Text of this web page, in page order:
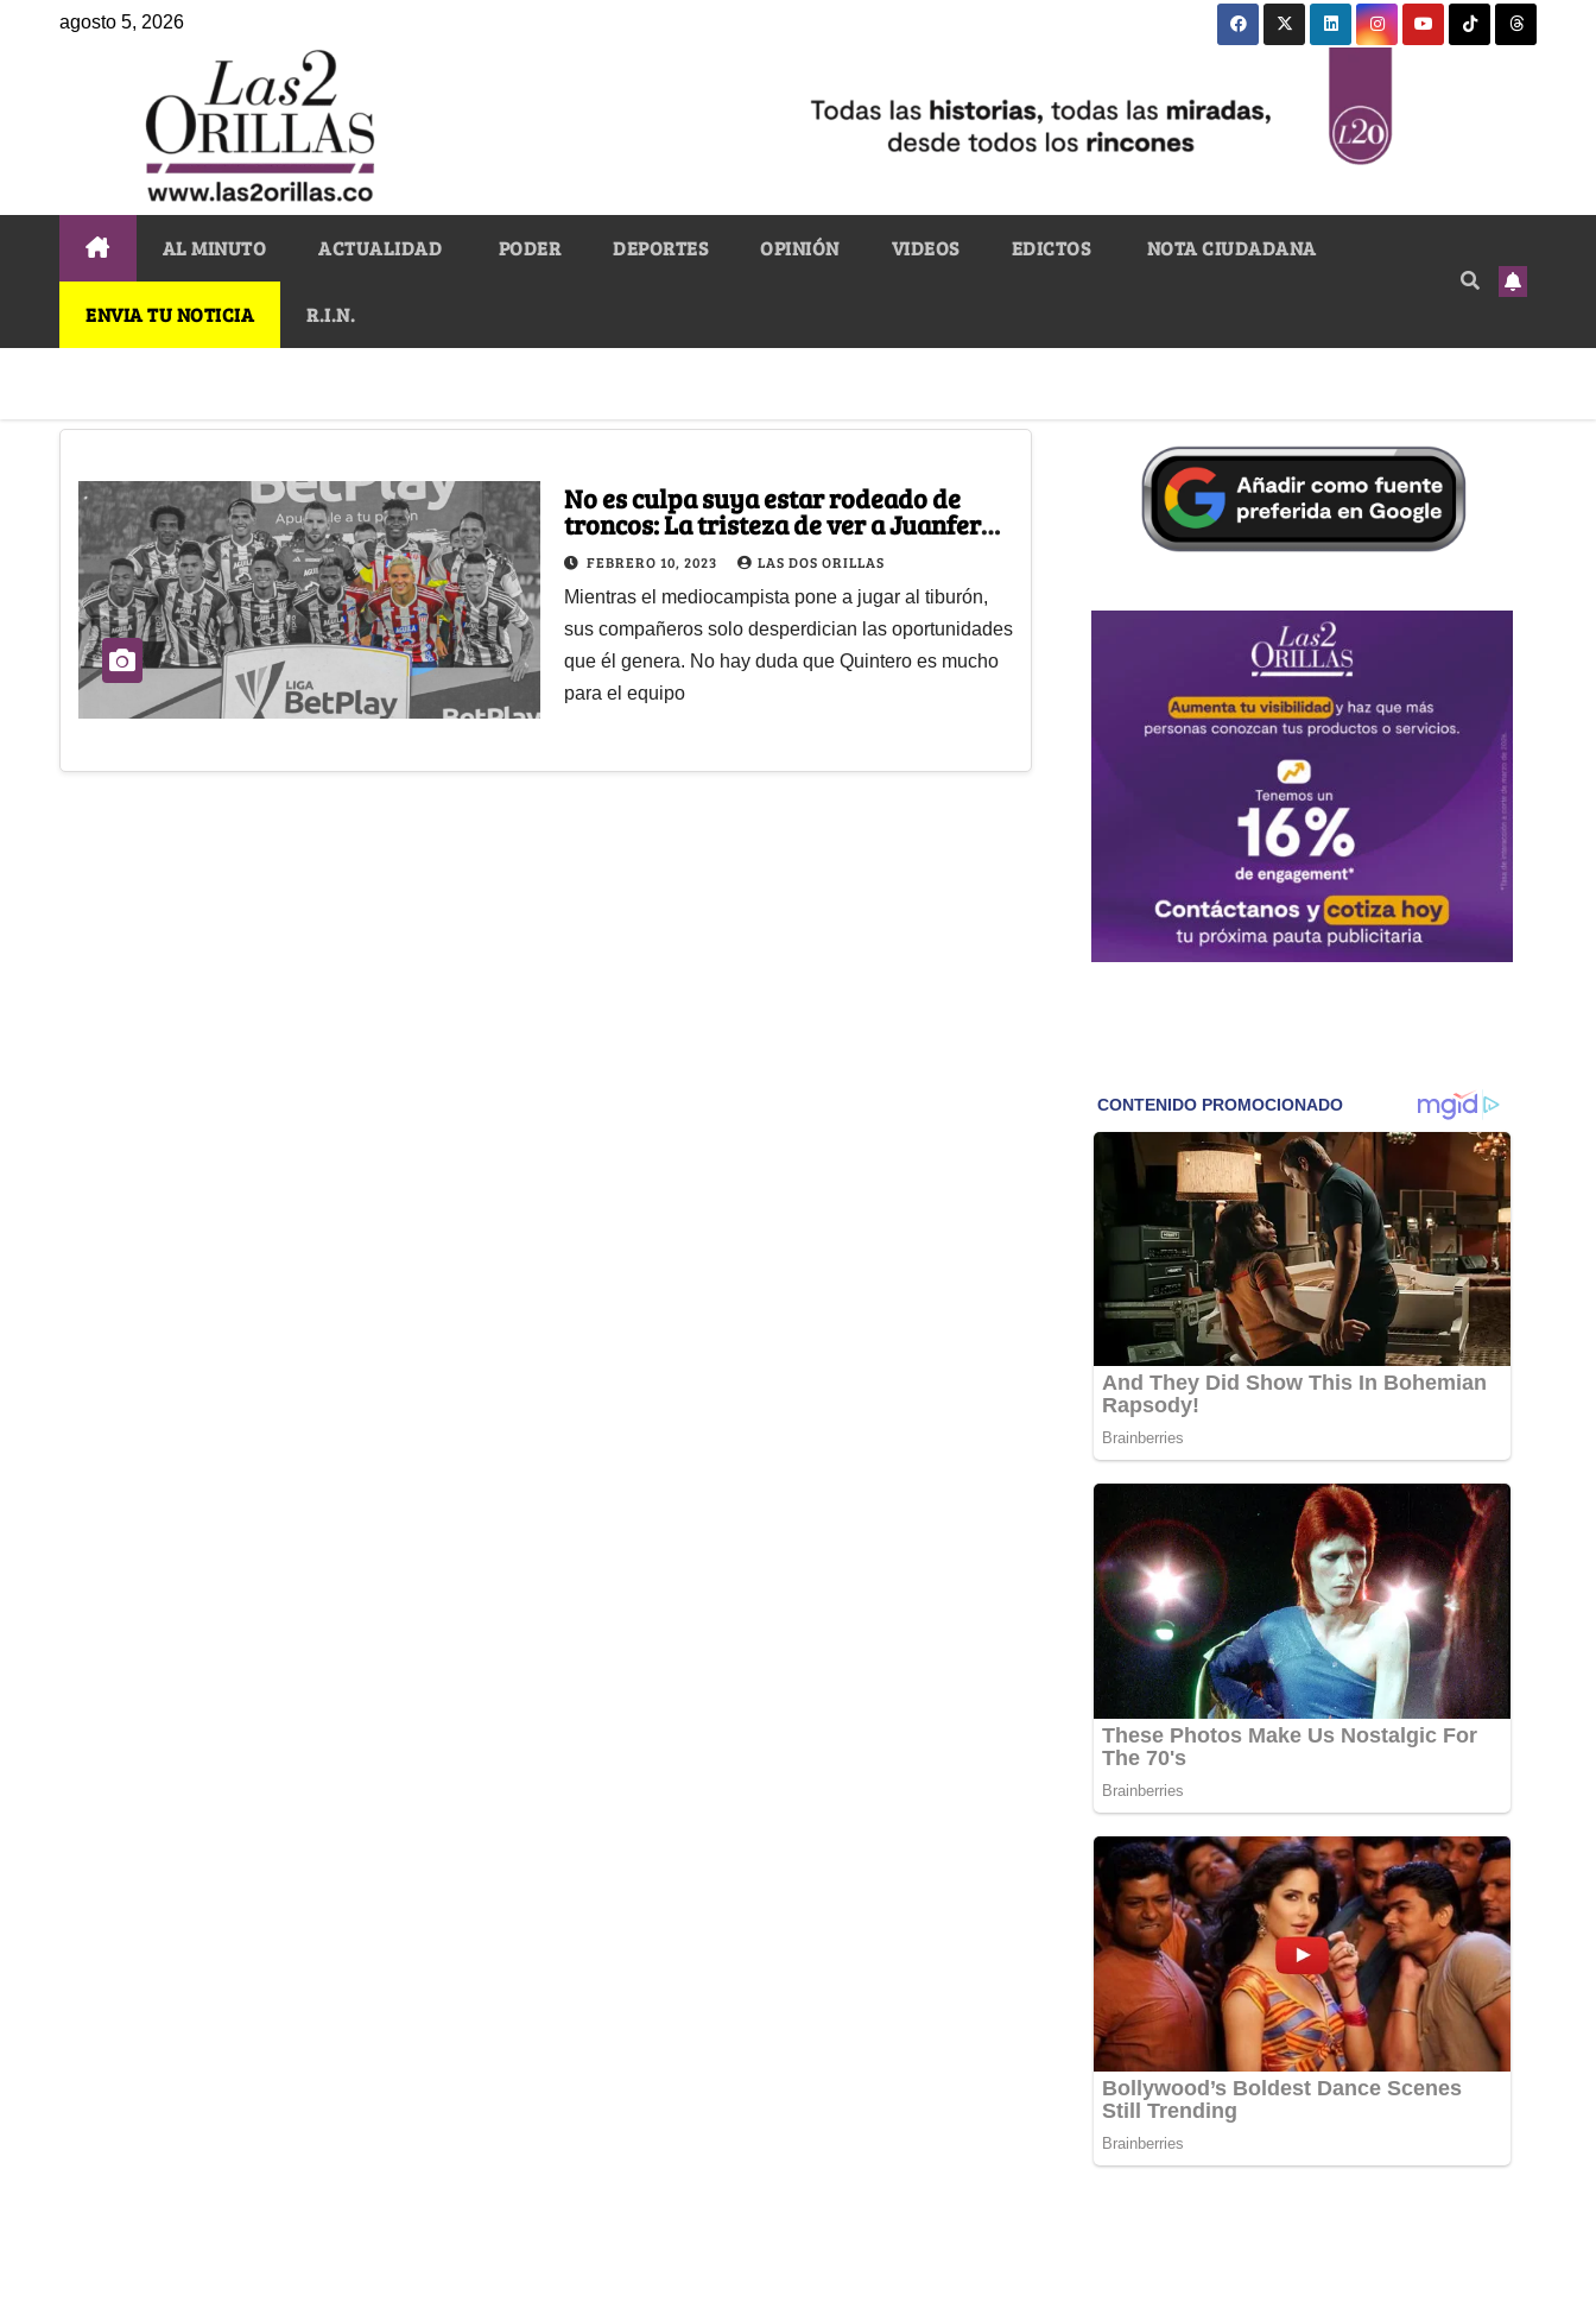
agosto 5, 2026
AL MINUTO ACTUALIDAD PODER DEPORTES OPINIÓN VIDEOS EDICTOS NOTA CIUDADANA
ENVIA TU NOTICIA R.I.N.
No es culpa suya estar rodeado de
troncos: La tristeza de ver a Juanfer
en un equipo como el Junior
FEBRERO 10, 2023 LAS DOS ORILLAS
Mientras el mediocampista pone a jugar al tiburón,
sus compañeros solo desperdician las oportunidades
que él genera. No hay duda que Quintero es mucho
para el equipo